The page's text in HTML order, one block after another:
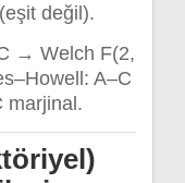
değil).
→ Welch F(2,
A–C
marjinal.